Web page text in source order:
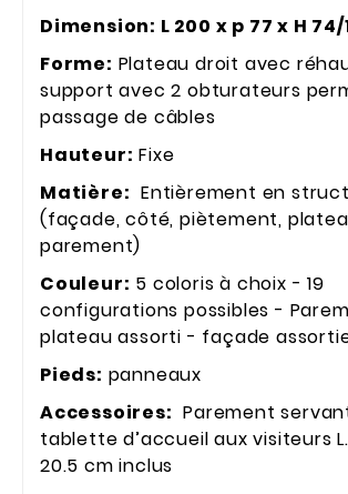
Dimension: L 200 x p 77 x H 74/
Forme: Plateau droit avec
support avec 2 obturateurs
passage de câbles
Hauteur: Fixe
Matière: Entièrement en
(façade, côté, piètement,
parement)
Couleur: 5 coloris à choix - 19
configurations possibles -
plateau assorti - façade
Pieds: panneaux
Accessoires: Parement
tablette d’accueil aux visiteurs L.
20.5 cm inclus